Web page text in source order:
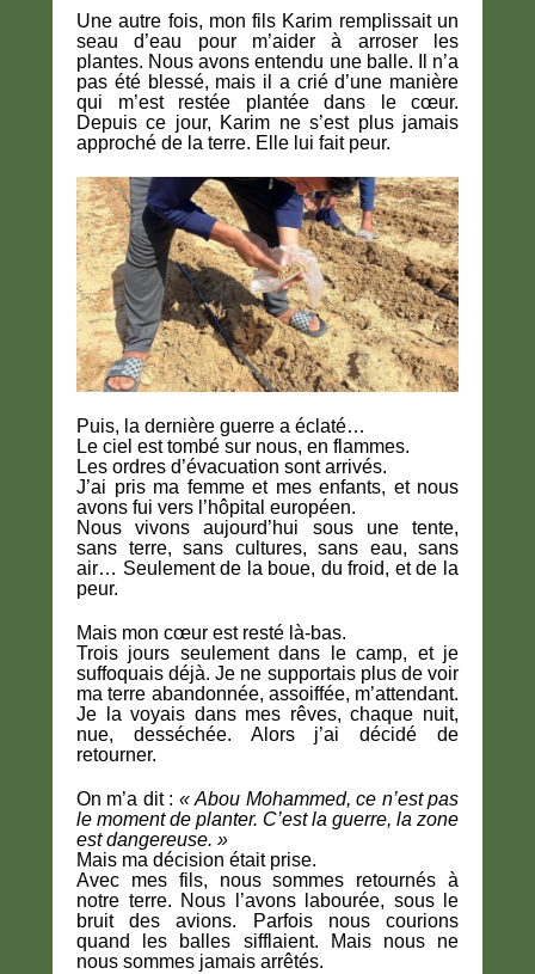
Une autre fois, mon fils Karim remplissait un
seau d’eau pour m’aider à arroser les
plantes. Nous avons entendu une balle. Il n’a
pas été blessé, mais il a crié d’une manière
qui m’est restée plantée dans le cœur.
Depuis ce jour, Karim ne s’est plus jamais
approché de la terre. Elle lui fait peur.
Puis, la dernière guerre a éclaté…
Le ciel est tombé sur nous, en flammes.
Les ordres d’évacuation sont arrivés.
J’ai pris ma femme et mes enfants, et nous
avons fui vers l’hôpital européen.
Nous vivons aujourd’hui sous une tente,
sans terre, sans cultures, sans eau, sans
air… Seulement de la boue, du froid, et de la
peur.
Mais mon cœur est resté là-bas.
Trois jours seulement dans le camp, et je
suffoquais déjà. Je ne supportais plus de voir
ma terre abandonnée, assoiffée, m’attendant.
Je la voyais dans mes rêves, chaque nuit,
nue, desséchée. Alors j’ai décidé de
retourner.
On m’a dit : « Abou Mohammed, ce n’est pas
le moment de planter. C’est la guerre, la zone
est dangereuse. »
Mais ma décision était prise.
Avec mes fils, nous sommes retournés à
notre terre. Nous l’avons labourée, sous le
bruit des avions. Parfois nous courions
quand les balles sifflaient. Mais nous ne
nous sommes jamais arrêtés.